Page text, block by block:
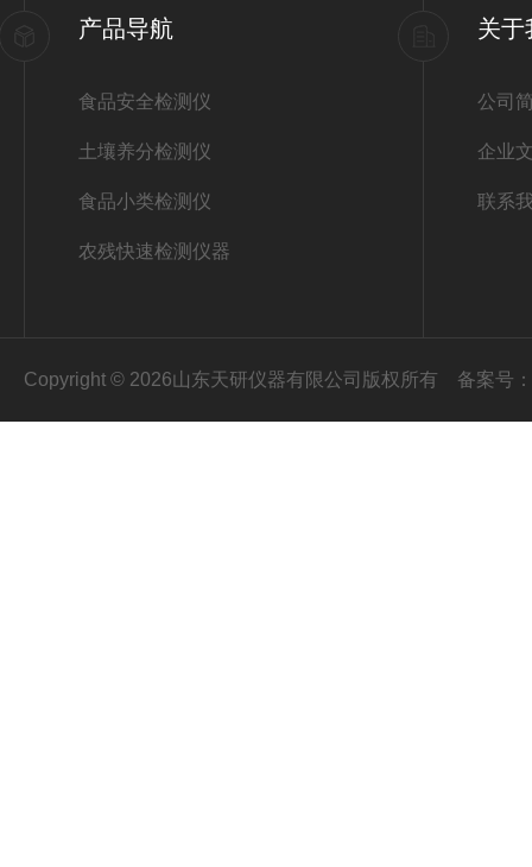
产品导航
食品安全检测仪
土壤养分检测仪
食品小类检测仪
农残快速检测仪器
关于
公司
企业
联系
Copyright © 2026山东天研仪器有限公司版权所有 备案号